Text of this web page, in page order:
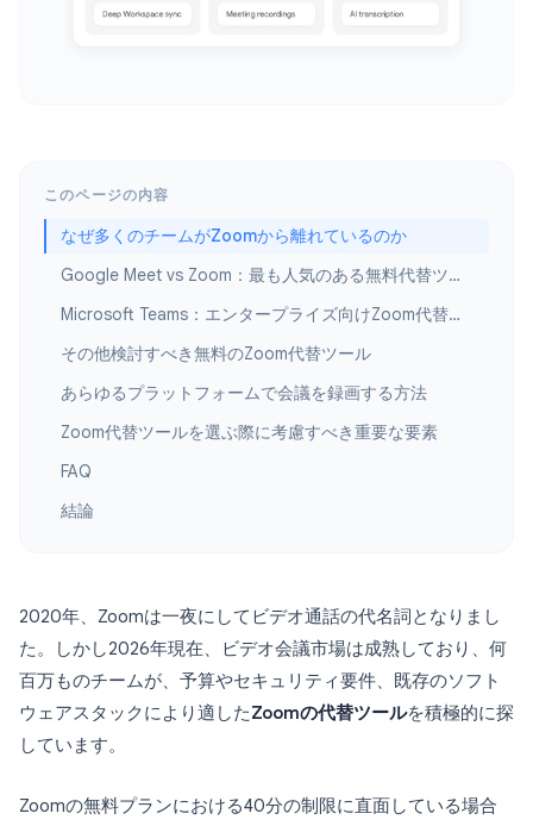
このページの内容
なぜ多くのチームがZoomから離れているのか
Google Meet vs Zoom：最も人気のある無料代替ツール
Microsoft Teams：エンタープライズ向けZoom代替ツール
その他検討すべき無料のZoom代替ツール
あらゆるプラットフォームで会議を録画する方法
Zoom代替ツールを選ぶ際に考慮すべき重要な要素
FAQ
結論
2020年、Zoomは一夜にしてビデオ通話の代名詞となりまし
た。しかし2026年現在、ビデオ会議市場は成熟しており、何
百万ものチームが、予算やセキュリティ要件、既存のソフト
ウェアスタックにより適したZoomの代替ツールを積極的に探
しています。
Zoomの無料プランにおける40分の制限に直面している場合